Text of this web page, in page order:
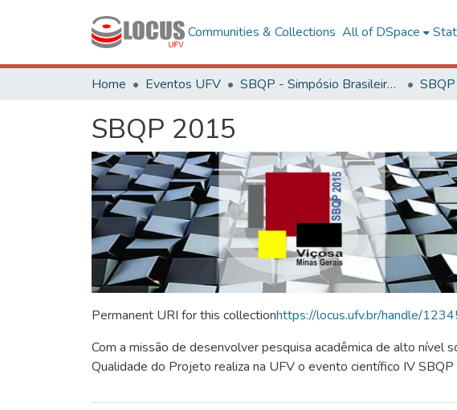
Communities & Collections All of DSpace
Home Eventos UFV SBQP - Simpósio Brasileiro de Qualidade do Projeto no Ambiente Construído
SBQP 2015
Permanent URI for this collectionhttps://locus.ufv.br/handle/
Com a missão de desenvolver pesquisa acadêmica de alto nível
Qualidade do Projeto realiza na UFV o evento científico IV